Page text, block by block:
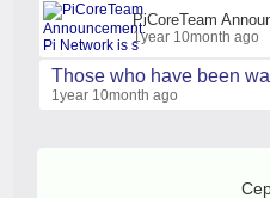
PiCoreTeam
1year 10month ago
Those who have been
1year 10month ago